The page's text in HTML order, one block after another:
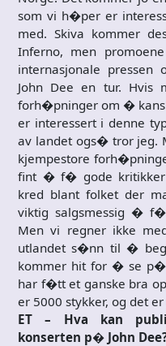
som vi h�per er
med. Skiva kommer
Inferno, men
internasjonale
John Dee en tur.
forh�pninger om �
er interessert i denne
av landet ogs� tror jeg.
kjempestore
fint � f� gode
kred blant folket der
viktig salgsmessig �
Men vi regner ikke
utlandet s�nn til �
kommer hit for � se
har f�tt et ganske bra
er 5000 stykker, og det
ET – Hva kan
konserten p� John